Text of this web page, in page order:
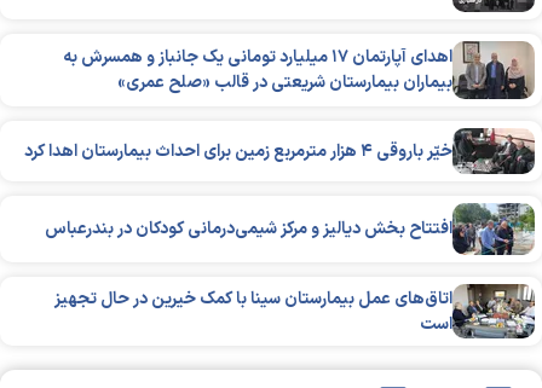
اهدای آپارتمان ۱۷ میلیارد تومانی یک جانباز و همسرش به
بیماران بیمارستان شریعتی در قالب «صلح عمری»
خیّر باروقی ۴ هزار مترمربع زمین برای احداث بیمارستان اهدا کرد
افتتاح بخش دیالیز و مرکز شیمی‌درمانی کودکان در بندرعباس
اتاق‌های عمل بیمارستان سینا با کمک خیرین در حال تجهیز
است